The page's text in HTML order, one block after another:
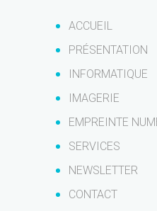
ACCUEIL
PRÉSENTATION
INFORMATIQUE
IMAGERIE
EMPREINTE
SERVICES
NEWSLETTER
CONTACT